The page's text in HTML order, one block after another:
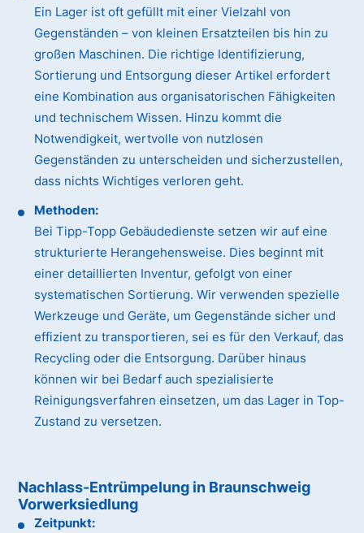
Ein Lager ist oft gefüllt mit einer Vielzahl von
Gegenständen – von kleinen Ersatzteilen bis hin zu
großen Maschinen. Die richtige Identifizierung,
Sortierung und Entsorgung dieser Artikel erfordert
eine Kombination aus organisatorischen Fähigkeiten
und technischem Wissen. Hinzu kommt die
Notwendigkeit, wertvolle von nutzlosen
Gegenständen zu unterscheiden und sicherzustellen,
dass nichts Wichtiges verloren geht.
Methoden:
Bei Tipp-Topp Gebäudedienste setzen wir auf eine
strukturierte Herangehensweise. Dies beginnt mit
einer detaillierten Inventur, gefolgt von einer
systematischen Sortierung. Wir verwenden spezielle
Werkzeuge und Geräte, um Gegenstände sicher und
effizient zu transportieren, sei es für den Verkauf, das
Recycling oder die Entsorgung. Darüber hinaus
können wir bei Bedarf auch spezialisierte
Reinigungsverfahren einsetzen, um das Lager in Top-
Zustand zu versetzen.
Nachlass-Entrümpelung in Braunschweig
Vorwerksiedlung
Zeitpunkt: